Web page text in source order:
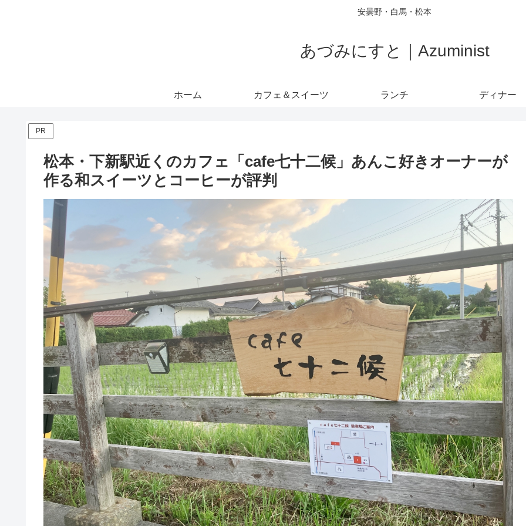
安曇野・白馬・松本
あづみにすと｜Azuminist
ホーム カフェ＆スイーツ ランチ ディナー
PR
松本・下新駅近くのカフェ「cafe七十二候」あんこ好きオーナーが
作る和スイーツとコーヒーが評判